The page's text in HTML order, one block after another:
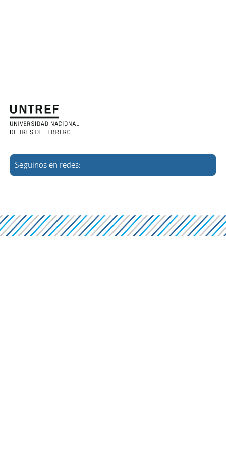
Seguinos en redes: